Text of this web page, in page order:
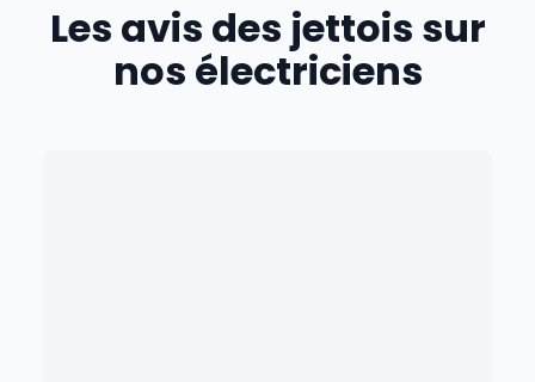
Les avis des jettois sur
nos électriciens